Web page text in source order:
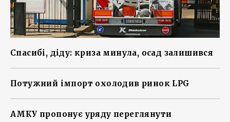
Спасибі, діду: криза минула, осад залишився
Потужний імпорт охолодив ринок LPG
АМКУ пропонує уряду переглянути